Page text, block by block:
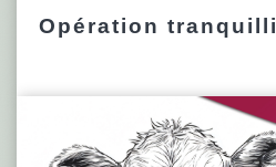
Opération